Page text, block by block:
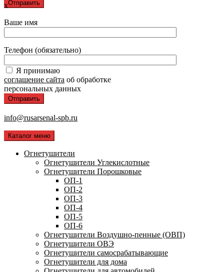
x
Ваше имя
Телефон (обязательно)
Я принимаю
соглашение сайта об обработке
персональных данных
info@rusarsenal-spb.ru
Каталог меню
Огнетушители
Огнетушители Углекислотные
Огнетушители Порошковые
ОП-1
ОП-2
ОП-3
ОП-4
ОП-5
ОП-6
Огнетушители Воздушно-пенные (ОВП)
Огнетушители ОВЭ
Огнетушители самосрабатывающие
Огнетушители для дома